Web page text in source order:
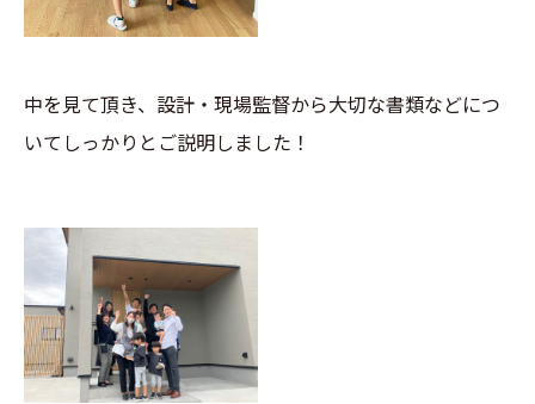
中を見て頂き、設計・現場監督から大切な書類などにつ
いてしっかりとご説明しました！